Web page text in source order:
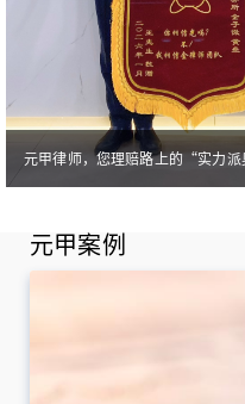
元甲律师，您理赔路上的“实力
元甲案例